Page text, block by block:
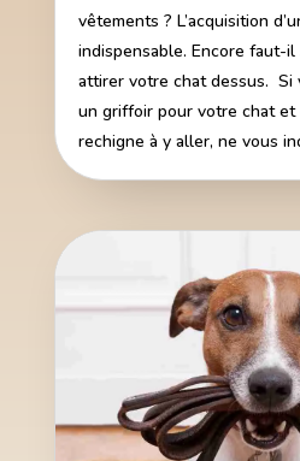
vêtements ? L’acquisition
indispensable. Encore faut-il
attirer votre chat dessus. Si
un griffoir pour votre chat et
rechigne à y aller, ne vous